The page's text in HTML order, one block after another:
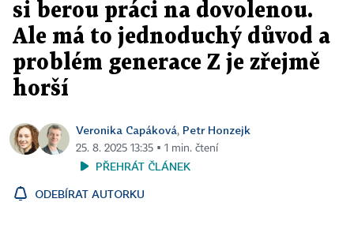
si berou práci na dovolenou.
Ale má to jednoduchý důvod a
problém generace Z je zřejmě
horší
Veronika Capáková, Petr Honzejk
25. 8. 2025 13:35 ▪ 1 min. čtení
PŘEHRÁT ČLÁNEK
ODEBÍRAT AUTORKU